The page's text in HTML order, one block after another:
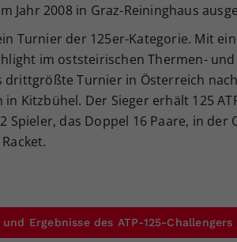
Jahr 2008 in Graz-Reininghaus
ein Turnier der 125er-Kategorie. Mit
im oststeirischen Thermen-
drittgrößte Turnier in Österreich
in Kitzbühel. Der Sieger erhält 125
Spieler, das Doppel 16 Paare, in der
Ergebnisse des ATP-125-